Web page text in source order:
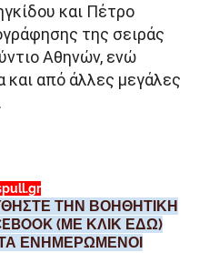
και Πέτρο
της σειράς
Αθηνών, ενώ
από άλλες μεγάλες
ΤΗΝ ΒΟΗΘΗΤΙΚΗ
(ΜΕ ΚΛΙΚ ΕΔΩ)
ΕΝΗΜΕΡΩΜΕΝΟΙ